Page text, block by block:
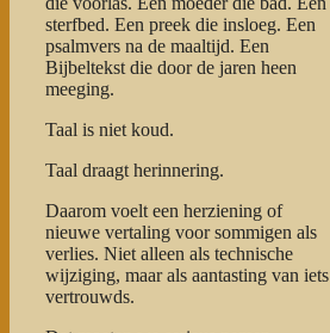
sterfbed. Een preek die insloeg. Een
psalmvers na de maaltijd. Een
Bijbeltekst die door de jaren heen
meeging.
Taal is niet koud.
Taal draagt herinnering.
Daarom voelt een herziening of
nieuwe vertaling voor sommigen als
verlies. Niet alleen als technische
wijziging, maar als aantasting van iets
vertrouwds.